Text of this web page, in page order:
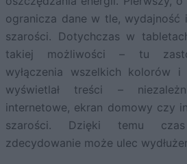
ogranicza dane w tle, wydajność
szarości. Dotychczas w
takiej możliwości – tu
wyłączenia wszelkich kolorów
wyświetlał treści –
internetowe, ekran domowy czy
szarości. Dzięki temu
zdecydowanie może ulec